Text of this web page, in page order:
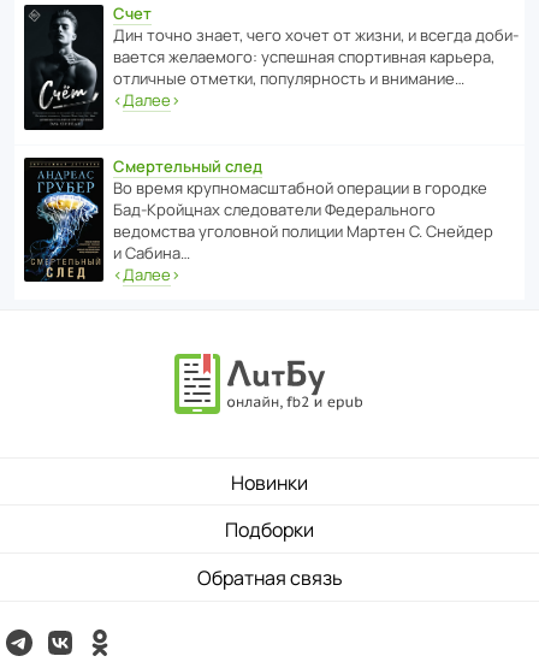
Счет
Дин точно знает, чего хочет от жизни, и всегда доби­
ва­ется жела­е­мого: успе­шная спор­ти­вная карьера,
отли­чные отметки, попу­ля­р­ность и внимание…
‹Далее›
Смертельный след
Во время круп­но­мас­ш­та­бной операции в городке
Бад‑Крой­цнах следо­ва­тели Феде­раль­ного
ведомства уголо­вной полиции Мартен С. Снейдер
и Сабина…
‹Далее›
Новинки
Подборки
Обратная связь